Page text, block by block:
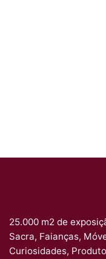
25.000 m2 de
Sacra, Faianças,
Curiosidades,